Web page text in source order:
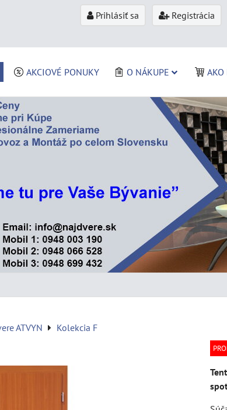
Prihlásiť sa Registrácia
AKCIOVÉ PONUKY O NÁKUPE AKO
ATVYN Kolekcia F